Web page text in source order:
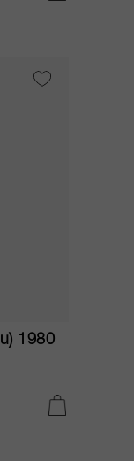
1980